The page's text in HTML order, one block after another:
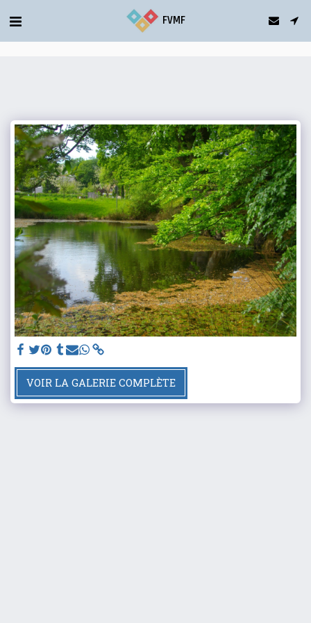
gtag('config', 'G-5T2FDQN1C0');
FVMF
VOIR LA GALERIE COMPLÈTE